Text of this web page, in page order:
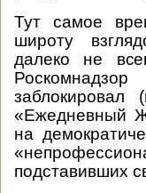
Тут самое
широту
далеко не
«Ежедневный
на
подставивших